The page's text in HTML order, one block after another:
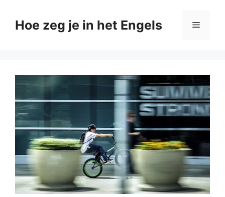
naarHoe zeg je in het Engels Menu